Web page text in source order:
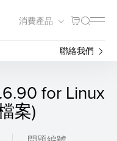
消費產品
聯絡我們
for Linux
案)